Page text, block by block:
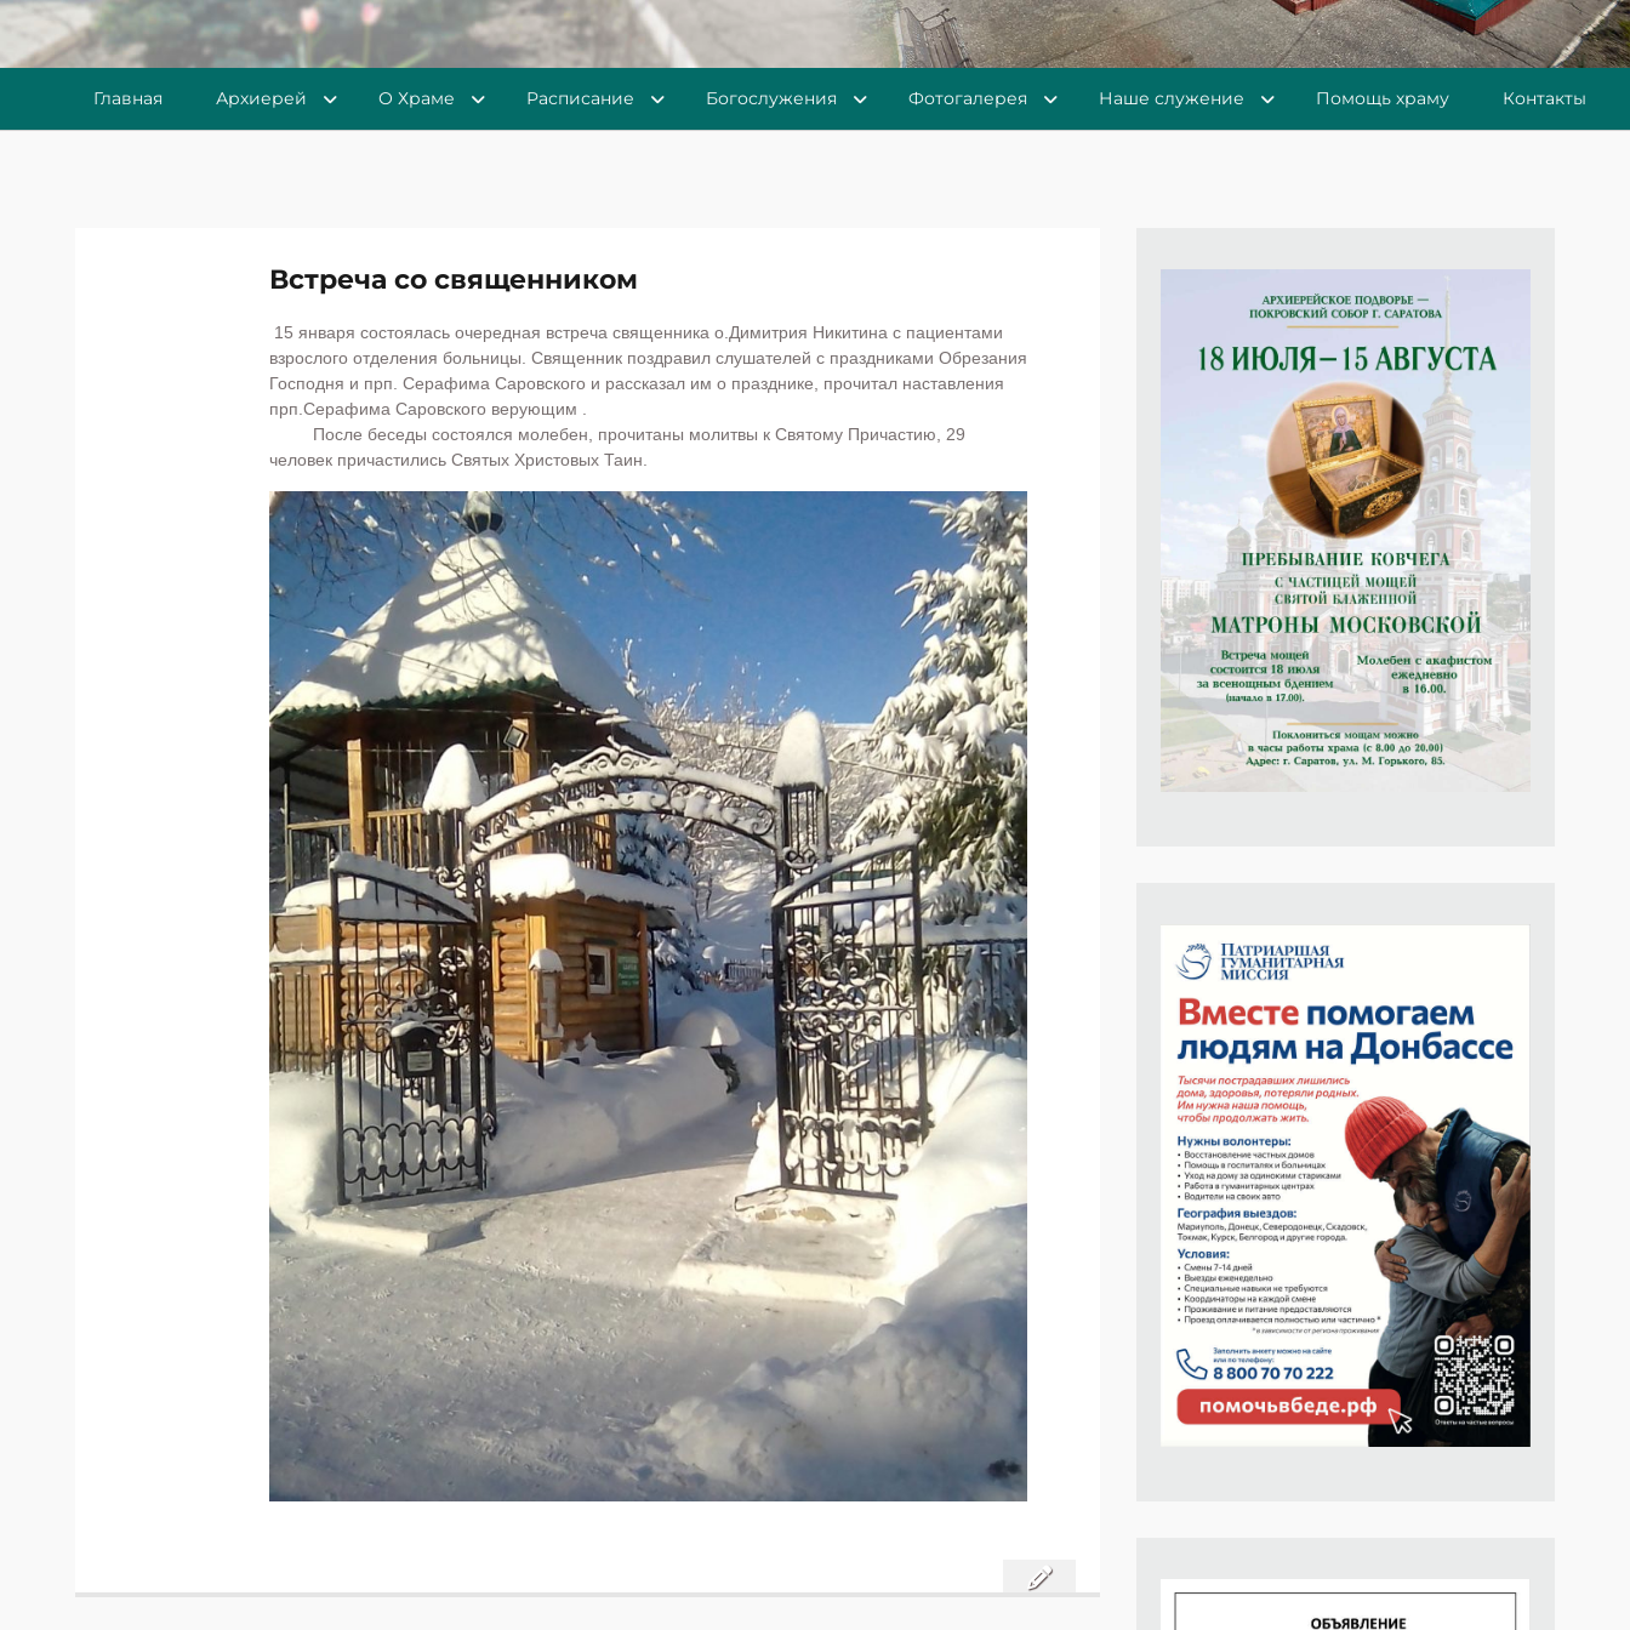
Главная Архиерей О Храме Расписание Богослужения Фотогалерея Наше служение Помощь храму Контакты
Встреча со священником
15 января состоялась очередная встреча священника о.Димитрия Никитина с пациентами
взрослого отделения больницы. Священник поздравил слушателей с праздниками Обрезания
Господня и прп. Серафима Саровского и рассказал им о празднике, прочитал наставления
прп.Серафима Саровского верующим .
После беседы состоялся молебен, прочитаны молитвы к Святому Причастию, 29
человек причастились Святых Христовых Таин.